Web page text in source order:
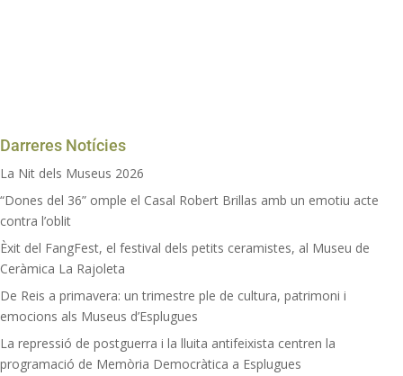
Darreres Notícies
La Nit dels Museus 2026
“Dones del 36” omple el Casal Robert Brillas amb un emotiu acte
contra l’oblit
Èxit del FangFest, el festival dels petits ceramistes, al Museu de
Ceràmica La Rajoleta
De Reis a primavera: un trimestre ple de cultura, patrimoni i
emocions als Museus d’Esplugues
La repressió de postguerra i la lluita antifeixista centren la
programació de Memòria Democràtica a Esplugues